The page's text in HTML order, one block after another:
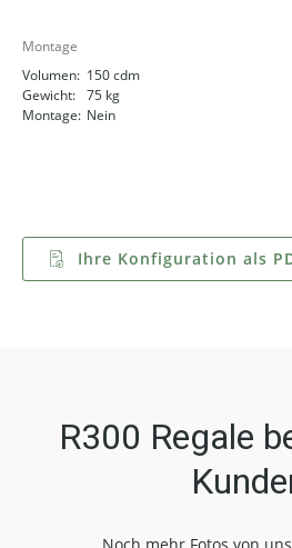
Montage
Volumen: 150 cdm
Gewicht: 75 kg
Montage: Nein
Ihre Konfiguration als
R300 Regale
Noch mehr Fotos von